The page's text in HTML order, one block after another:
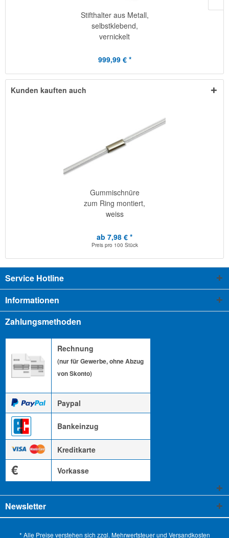
Stifthalter aus Metall,
selbstklebend,
vernickelt
999,99 € *
Kunden kauften auch
Gummischnüre
zum Ring montiert,
weiss
ab 7,98 € *
Preis pro 100 Stück
Service Hotline
Informationen
Zahlungsmethoden
Rechnung
(nur für Gewerbe, ohne Abzug
von Skonto)
Paypal
Bankeinzug
Kreditkarte
€ Vorkasse
Newsletter
* Alle Preise verstehen sich zzgl. Mehrwertsteuer und Versandkosten